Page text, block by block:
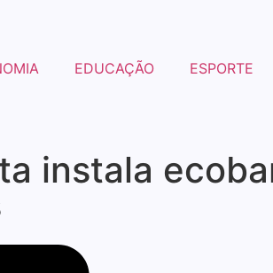
EDUCAÇÃO ESPORTE
instala